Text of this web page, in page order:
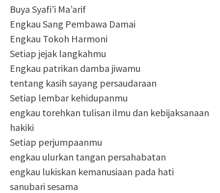
Buya Syafi’i Ma’arif
Engkau Sang Pembawa Damai
Engkau Tokoh Harmoni
Setiap jejak langkahmu
Engkau patrikan damba jiwamu
tentang kasih sayang persaudaraan
Setiap lembar kehidupanmu
engkau torehkan tulisan ilmu dan kebijaksanaan
hakiki
Setiap perjumpaanmu
engkau ulurkan tangan persahabatan
engkau lukiskan kemanusiaan pada hati
sanubari sesama